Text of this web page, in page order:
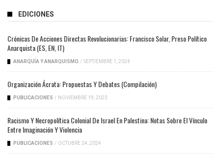
EDICIONES
Crónicas De Acciones Directas Revolucionarias: Francisco Solar, Preso Político
Anarquista (ES, EN, IT)
ANARQUÍA Y ANARQUISMO / SEPTIEMBRE 1, 2024
Organización Ácrata: Propuestas Y Debates (compilación)
PUBLICACIONES / NOVIEMBRE 19, 2023
Racismo Y Necropolítica Colonial De Israel En Palestina: Notas Sobre El Vínculo
Entre Imaginación Y Violencia
PUBLICACIONES / OCTUBRE 24, 2024